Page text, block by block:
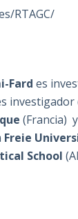
RTAGC/
Fard es
investigador
(Francia) y
Freie
School